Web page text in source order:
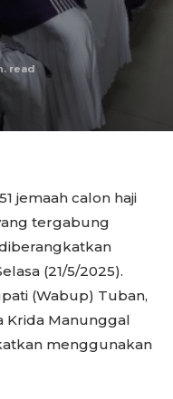
read
jemaah calon haji
tergabung
(21/5/2025).
(Wabup) Tuban,
Krida Manunggal
menggunakan